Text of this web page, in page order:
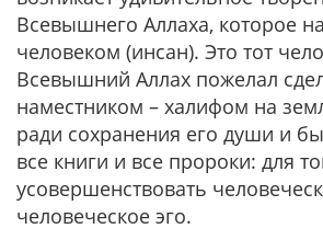
Всевышнего Аллаха, которое
человеком (инсан). Это тот
Всевышний Аллах пожелал
наместником – халифом на
ради сохранения его души и
все книги и все пророки: для
усовершенствовать
человеческое эго.